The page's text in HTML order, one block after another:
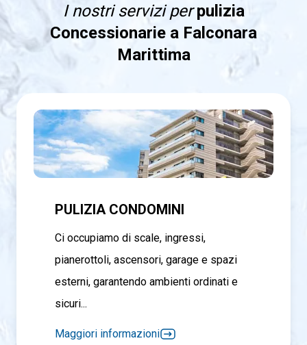
I nostri servizi perpulizia
Concessionarie a Falconara
Marittima
PULIZIA CONDOMINI
Ci occupiamo di scale, ingressi,
pianerottoli, ascensori, garage e spazi
esterni, garantendo ambienti ordinati e
sicuri...
Maggiori informazioni